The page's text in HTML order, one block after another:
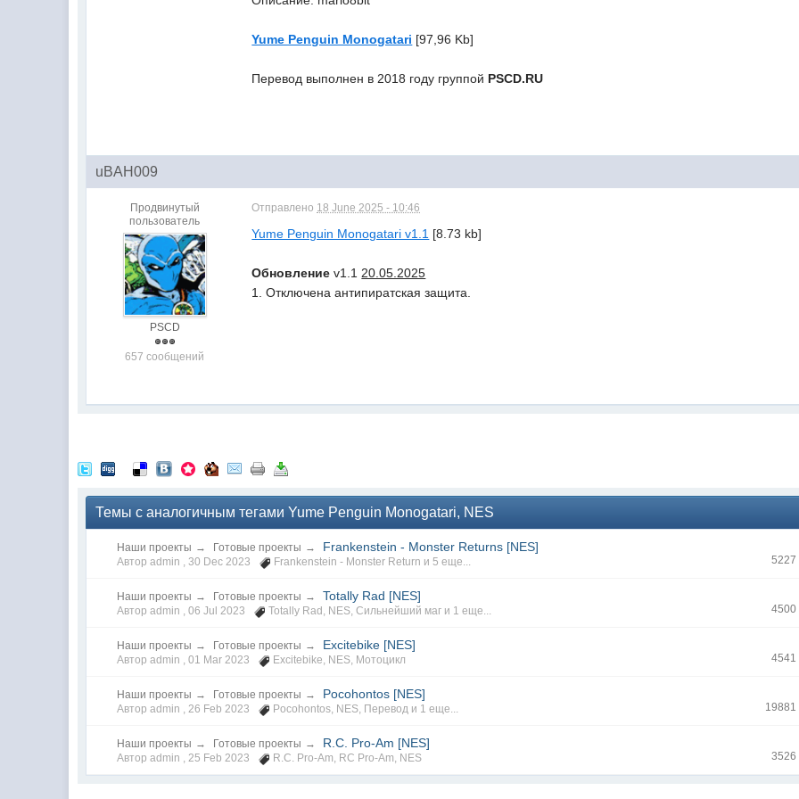
Yume Penguin Monogatari [97,96 Kb]
Перевод выполнен в 2018 году группой PSCD.RU
uBAH009
Продвинутый
пользователь
PSCD
657 сообщений
Отправлено 18 June 2025 - 10:46
Yume Penguin Monogatari v1.1 [8.73 kb]
Обновление v1.1 20.05.2025
1. Отключена антипиратская защита.
Темы с аналогичным тегами Yume Penguin Monogatari, NES
Наши проекты → Готовые проекты → Frankenstein - Monster Returns [NES]
Автор admin ,30 Dec 2023 Frankenstein - Monster Return и 5 еще...
5227
Наши проекты → Готовые проекты → Totally Rad [NES]
Автор admin ,06 Jul 2023 Totally Rad , NES,Сильнейший маг и 1 еще...
4500
Наши проекты → Готовые проекты → Excitebike [NES]
Автор admin ,01 Mar 2023 Excitebike, NES, Мотоцикл
4541
Наши проекты → Готовые проекты → Pocohontos [NES]
Автор admin ,26 Feb 2023 Pocohontos, NES, Перевод и 1 еще...
Наши проекты → Готовые проекты → R.C. Pro-Am [NES]
Автор admin ,25 Feb 2023 R.C. Pro-Am, RC Pro-Am, NES
3526